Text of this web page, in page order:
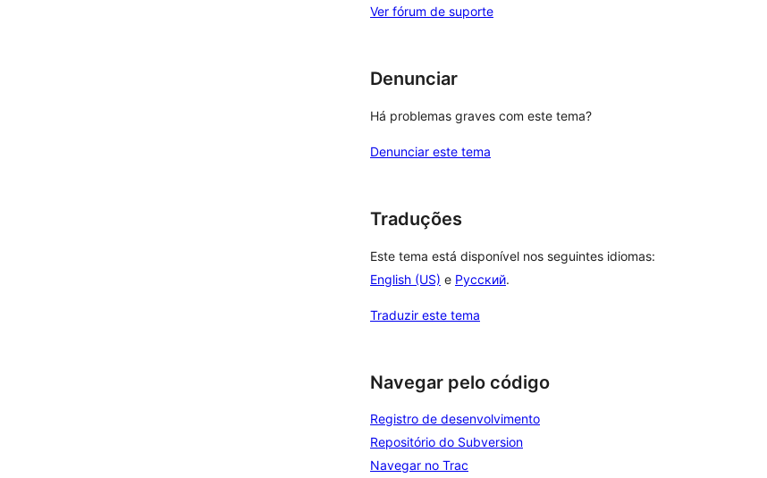
Ver fórum de suporte
Denunciar
Há problemas graves com este tema?
Denunciar este tema
Traduções
Este tema está disponível nos seguintes idiomas:
English (US) e Русский.
Traduzir este tema
Navegar pelo código
Registro de desenvolvimento
Repositório do Subversion
Navegar no Trac